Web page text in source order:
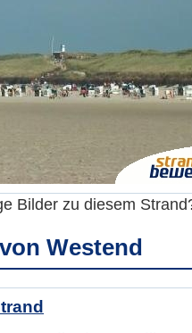
Bilder zu diesem
Westend